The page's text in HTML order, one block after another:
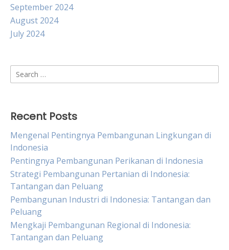
September 2024
August 2024
July 2024
Search
for:
Recent Posts
Mengenal Pentingnya Pembangunan Lingkungan di
Indonesia
Pentingnya Pembangunan Perikanan di Indonesia
Strategi Pembangunan Pertanian di Indonesia:
Tantangan dan Peluang
Pembangunan Industri di Indonesia: Tantangan dan
Peluang
Mengkaji Pembangunan Regional di Indonesia:
Tantangan dan Peluang